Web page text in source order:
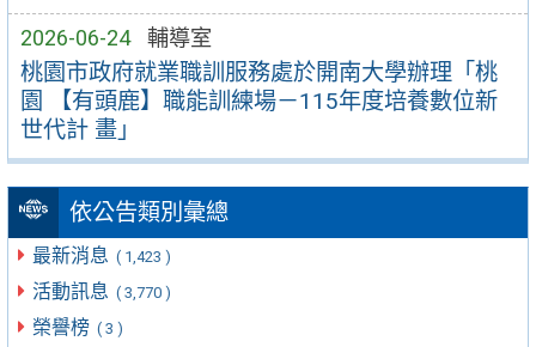
2026-06-24 輔導室
桃園市政府就業職訓服務處於開南大學辦理「桃
園 【有頭鹿】職能訓練場－115年度培養數位新
世代計 畫」
依公告類別彙總
最新消息 ( 1,423 )
活動訊息 ( 3,770 )
榮譽榜 ( 3 )